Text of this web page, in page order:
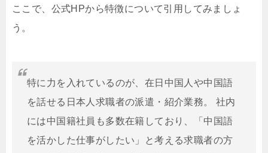
ここで、公式HPから特徴について引用してみましょ
う。
特に力を入れているのが、在日中国人や中国語
を話せる日本人求職者の派遣・紹介業務。 社内
には中国籍社員も多数在籍しており、「中国語
を活かした仕事がしたい」と考える求職者の方